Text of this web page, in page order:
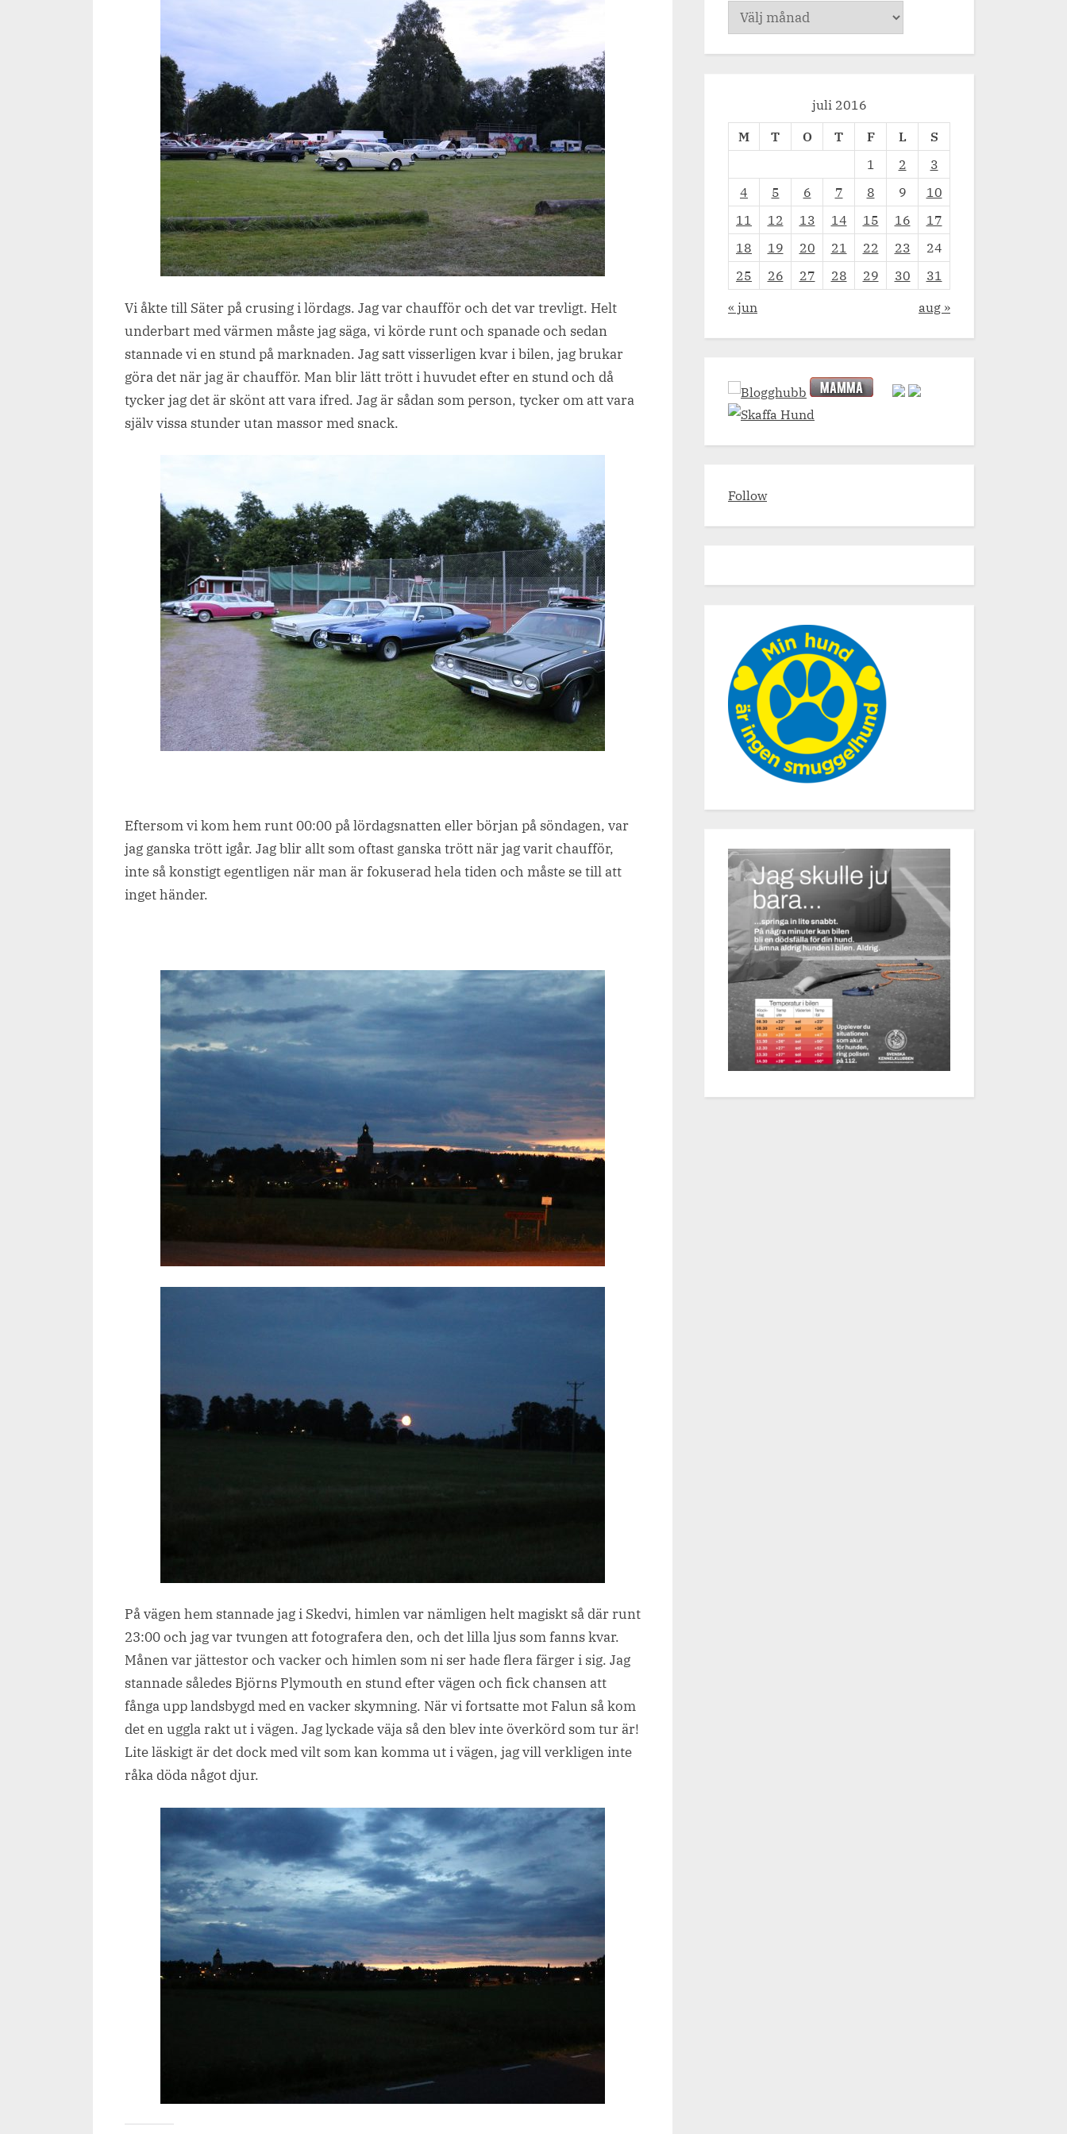
Vi åkte till Säter på crusing i lördags. Jag var chaufför och det var trevligt. Helt
underbart med värmen måste jag säga, vi körde runt och spanade och sedan
stannade vi en stund på marknaden. Jag satt visserligen kvar i bilen, jag brukar
göra det när jag är chaufför. Man blir lätt trött i huvudet efter en stund och då
tycker jag det är skönt att vara ifred. Jag är sådan som person, tycker om att vara
själv vissa stunder utan massor med snack.
Eftersom vi kom hem runt 00:00 på lördagsnatten eller början på söndagen, var
jag ganska trött igår. Jag blir allt som oftast ganska trött när jag varit chaufför,
inte så konstigt egentligen när man är fokuserad hela tiden och måste se till att
inget händer.
På vägen hem stannade jag i Skedvi, himlen var nämligen helt magiskt så där runt
23:00 och jag var tvungen att fotografera den, och det lilla ljus som fanns kvar.
Månen var jättestor och vacker och himlen som ni ser hade flera färger i sig. Jag
stannade således Björns Plymouth en stund efter vägen och fick chansen att
fånga upp landsbygd med en vacker skymning. När vi fortsatte mot Falun så kom
det en uggla rakt ut i vägen. Jag lyckade väja så den blev inte överkörd som tur är!
Lite läskigt är det dock med vilt som kan komma ut i vägen, jag vill verkligen inte
råka döda något djur.
Arkiv
juli 2016
M
T O T F L
S
1
2
3
4
5 6 7 8 9
10
11
12 13 14 15 16
17
18
19 20 21 22 23
24
25
26 27 28 29 30
31
« jun
aug »
Follow